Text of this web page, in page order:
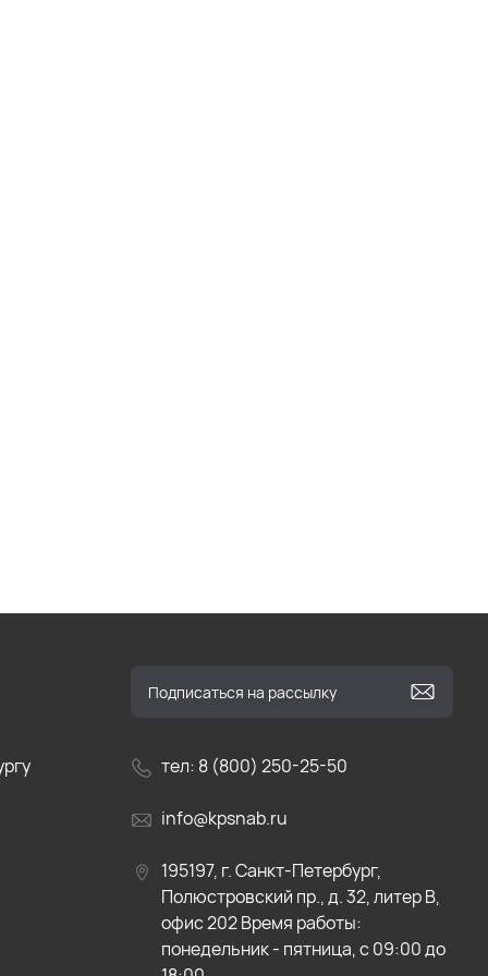
тел: 8 (800) 250-25-50
info@kpsnab.ru
195197, г. Санкт-Петербург,
Полюстровский пр., д. 32, литер В,
офис 202 Время работы:
понедельник - пятница, с 09:00 до